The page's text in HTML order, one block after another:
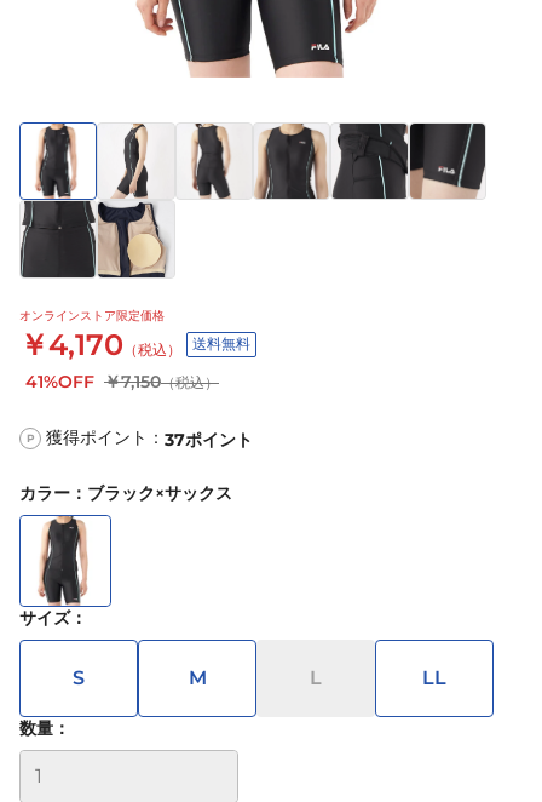
オンラインストア限定価格
￥4,170 （税込） 送料無料
41%OFF ￥7,150（税込）
P 獲得ポイント： 37ポイント
カラー ： ブラック×サックス
サイズ：
S M L LL
数量：